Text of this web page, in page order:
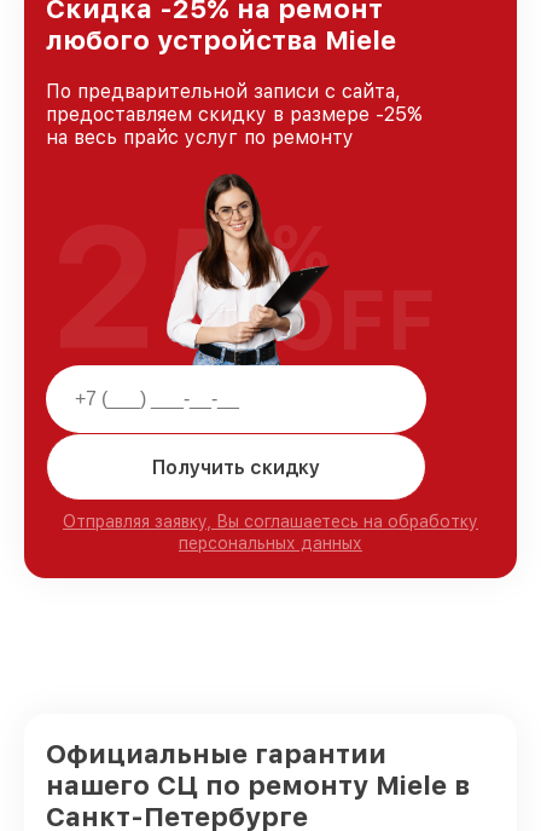
Скидка -25% на ремонт
любого устройства Miele
По предварительной записи с сайта,
предоставляем скидку в размере -25%
на весь прайс услуг по ремонту
Получить скидку
Отправляя заявку, Вы соглашаетесь на обработку
персональных данных
25%
OFF
Официальные гарантии
нашего СЦ по ремонту Miele в
Санкт-Петербурге